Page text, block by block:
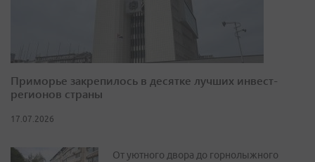
Приморье закрепилось в десятке лучших инвест-
регионов страны
17.07.2026
От уютного двора до горнолыжного